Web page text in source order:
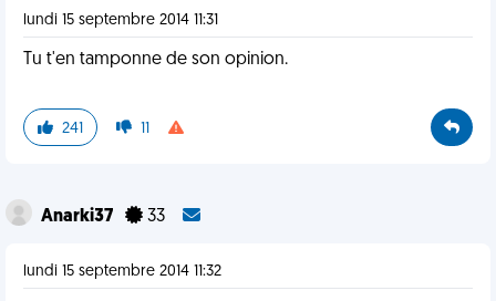
lundi 15 septembre 2014 11:31
Tu t'en tamponne de son opinion.
241 11
Anarki37 33
lundi 15 septembre 2014 11:32